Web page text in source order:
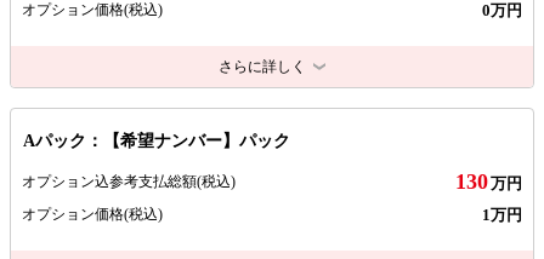
オプション価格(税込) 0万円
さらに詳しく
Aパック：【希望ナンバー】パック
オプション込参考支払総額(税込) 130万円
オプション価格(税込) 1万円